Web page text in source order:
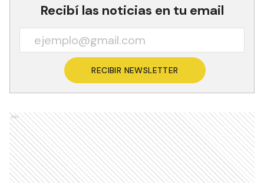
Recibí las noticias en tu email
RECIBIR NEWSLETTER
Ads